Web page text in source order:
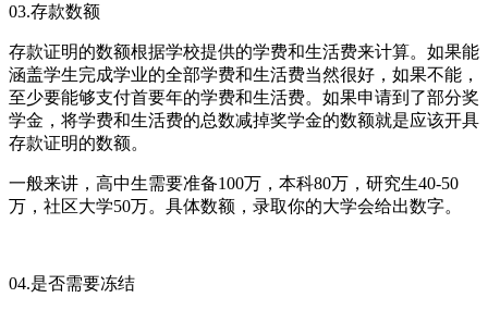
03.存款数额
存款证明的数额根据学校提供的学费和生活费来计算。如果能
涵盖学生完成学业的全部学费和生活费当然很好，如果不能，
至少要能够支付首要年的学费和生活费。如果申请到了部分奖
学金，将学费和生活费的总数减掉奖学金的数额就是应该开具
存款证明的数额。
一般来讲，高中生需要准备100万，本科80万，研究生40-50
万，社区大学50万。具体数额，录取你的大学会给出数字。
04.是否需要冻结